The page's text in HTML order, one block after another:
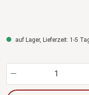
auf Lager, Lieferzeit: 1-5
Produkt Anzahl: